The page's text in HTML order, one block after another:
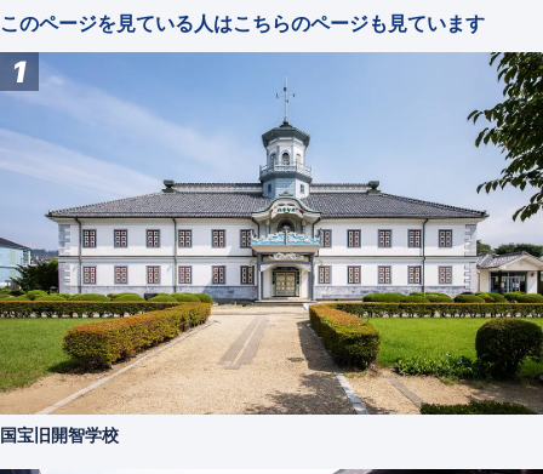
このページを見ている人はこちらのページも見ています
1
国宝旧開智学校